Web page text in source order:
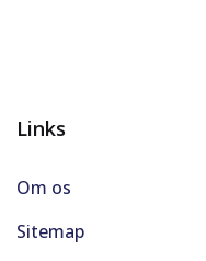
Links
Om os
Sitemap